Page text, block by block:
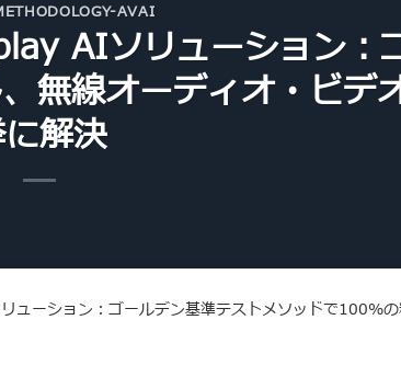
AVAI
AIソリューション：
無線オーディオ・ビデ
解決
ーション：ゴールデン基準テストメソッドで100%の